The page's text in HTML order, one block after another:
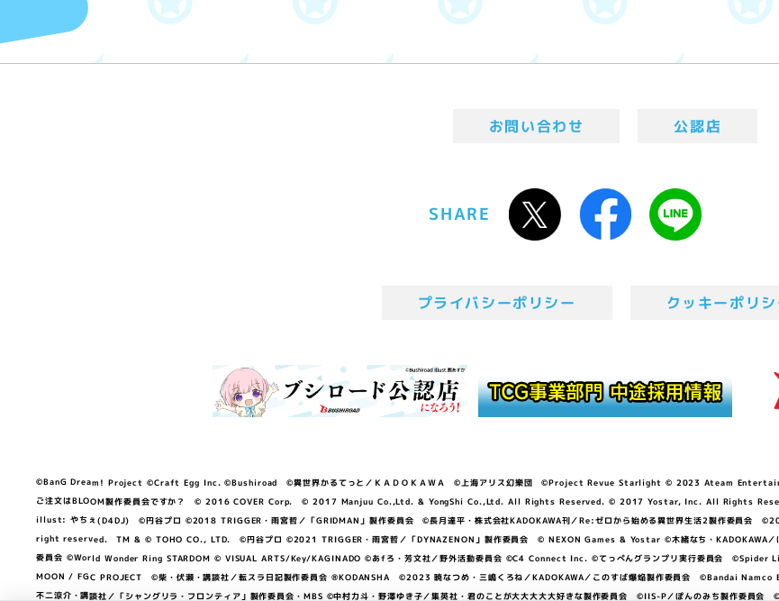
お問い合わせ 公認店
SHARE
プライバシーポリシー クッキーポリシ
©BanG Dream! Project ©Craft Egg Inc. ©Bushiroad ©異世界かるてっと／ＫＡＤＯＫＡＷＡ ©上海アリス幻樂団 ©Project Revue Starlight © 2023 Ateam
ご注文はBLOOM製作委員会ですか？ © 2016 COVER Corp. © 2017 Manjuu Co.,Ltd. & YongShi Co.,Ltd. All Rights Reserved. © 2017 Yostar, Inc. All
illust: やちぇ(D4DJ) ©円谷プロ ©2018 TRIGGER・雨宮哲／「GRIDMAN」製作委員会 ©長月達平・株式会社KADOKAWA刊／Re:ゼロから始める異世界生活2製作委員会
right reserved. TM & © TOHO CO., LTD. ©円谷プロ ©2021 TRIGGER・雨宮哲／「DYNAZENON」製作委員会 © NEXON Games & Yostar ©木緒なち・KADOKAWA／ぼ
委員会 ©World Wonder Ring STARDOM © VISUAL ARTS/Key/KAGINADO ©あfろ・芳文社／野外活動委員会 ©C4 Connect Inc. ©てっぺんグランプリ実行委員会 ©Spider
MOON / FGC PROJECT ©柴・伏瀬・講談社／転スラ日記製作委員会 ®KODANSHA ©2023 暁なつめ・三嶋くろね／KADOKAWA／このすば爆焔製作委員会 ©Bandai
不二涼介・講談社／「シャングリラ・フロンティア」製作委員会・MBS ©中村力斗・野澤ゆき子／集英社・君のことが大大大大大好きな製作委員会 ©IIS-P／ぽんのみち製作委員